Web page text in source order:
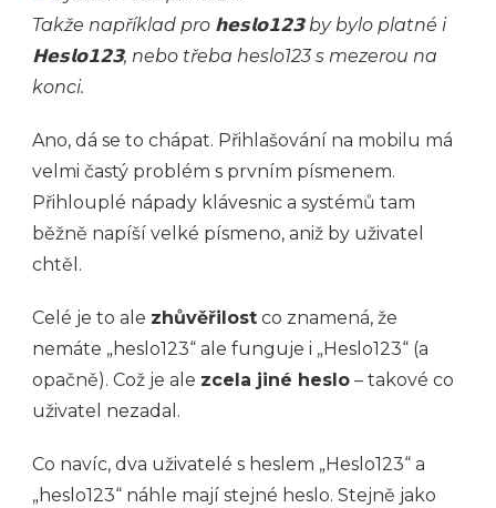
Takže například pro 𝗵𝗲𝘀𝗹𝗼𝟭𝟮𝟯 by bylo platné i
𝗛𝗲𝘀𝗹𝗼𝟭𝟮𝟯, nebo třeba heslo123 s mezerou na
konci.
Ano, dá se to chápat. Přihlašování na mobilu má
velmi častý problém s prvním písmenem.
Přihlouplé nápady klávesnic a systémů tam
běžně napíší velké písmeno, aniž by uživatel
chtěl.
Celé je to ale zhůvěřilost co znamená, že
nemáte „heslo123“ ale funguje i „Heslo123“ (a
opačně). Což je ale zcela jiné heslo – takové co
uživatel nezadal.
Co navíc, dva uživatelé s heslem „Heslo123“ a
„heslo123“ náhle mají stejné heslo. Stejně jako